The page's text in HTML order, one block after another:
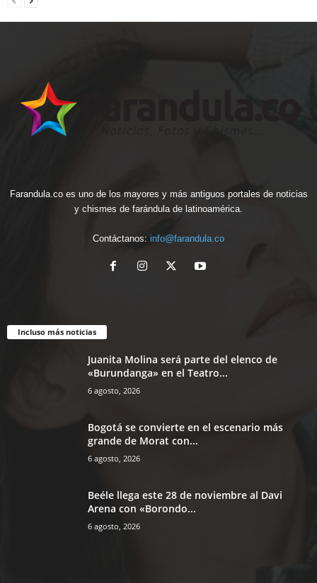
Farandula.co es uno de los mayores y más antiguos portales de noticias
y chismes de farándula de latinoamérica.
Contáctanos: info@farandula.co
Incluso más noticias
Juanita Molina será parte del elenco de
«Burundanga» en el Teatro...
6 agosto, 2026
Bogotá se convierte en el escenario más
grande de Morat con...
6 agosto, 2026
Beéle llega este 28 de noviembre al Davi
Arena con «Borondo...
6 agosto, 2026